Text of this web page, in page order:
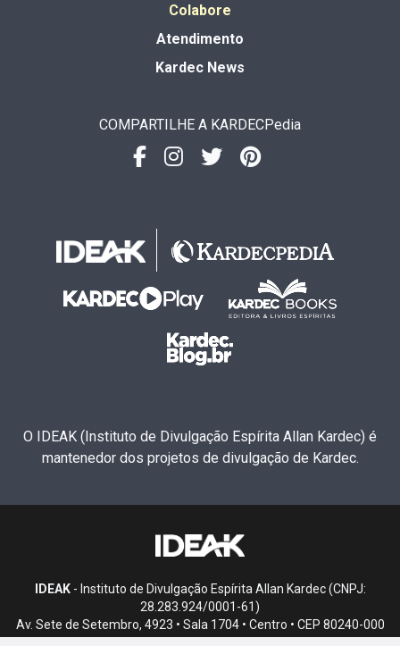
Colabore
Atendimento
Kardec News
COMPARTILHE A KARDECPedia
O IDEAK (Instituto de Divulgação Espírita Allan Kardec) é
mantenedor dos projetos de divulgação de Kardec.
IDEAK- Instituto de Divulgação Espírita Allan Kardec (CNPJ:
28.283.924/0001-61)
Av. Sete de Setembro, 4923 • Sala 1704 • Centro • CEP 80240-000